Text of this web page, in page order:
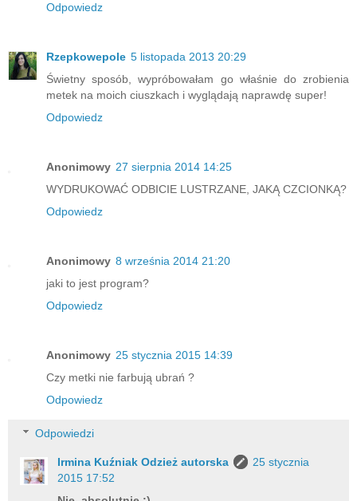
Odpowiedz
Rzepkowepole 5 listopada 2013 20:29
Świetny sposób, wypróbowałam go właśnie do zrobienia
metek na moich ciuszkach i wyglądają naprawdę super!
Odpowiedz
Anonimowy 27 sierpnia 2014 14:25
WYDRUKOWAĆ ODBICIE LUSTRZANE, JAKĄ CZCIONKĄ?
Odpowiedz
Anonimowy 8 września 2014 21:20
jaki to jest program?
Odpowiedz
Anonimowy 25 stycznia 2015 14:39
Czy metki nie farbują ubrań ?
Odpowiedz
Odpowiedzi
Irmina Kuźniak Odzież autorska
25 stycznia
2015 17:52